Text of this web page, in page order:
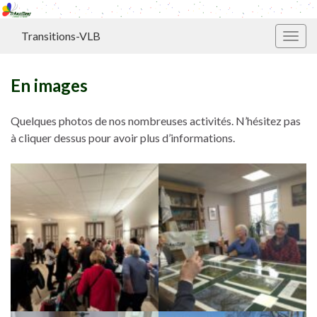
Transitions-VLB
En images
Quelques photos de nos nombreuses activités. N’hésitez pas
à cliquer dessus pour avoir plus d’informations.